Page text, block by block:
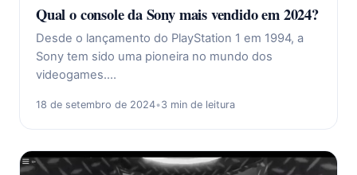
Qual o console da Sony mais vendido em 2024?
Desde o lançamento do PlayStation 1 em 1994, a
Sony tem sido uma pioneira no mundo dos
videogames.…
18 de setembro de 2024•3 min de leitura